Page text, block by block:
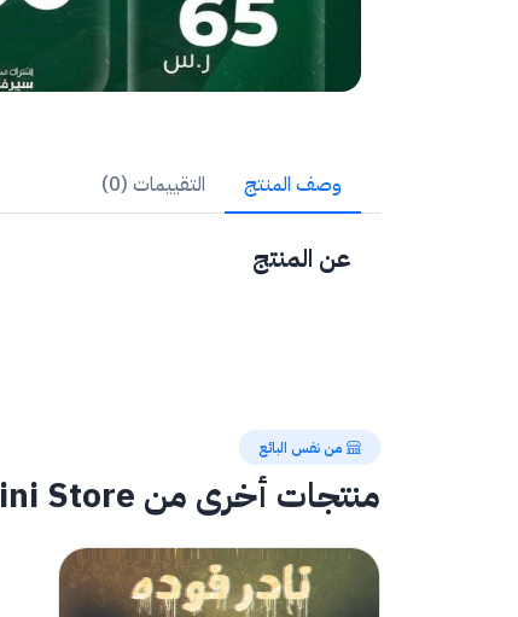
وصف المنتج التقييمات (0)
عن المنتج
من نفس البائع
منتجات أخرى من Jini Store